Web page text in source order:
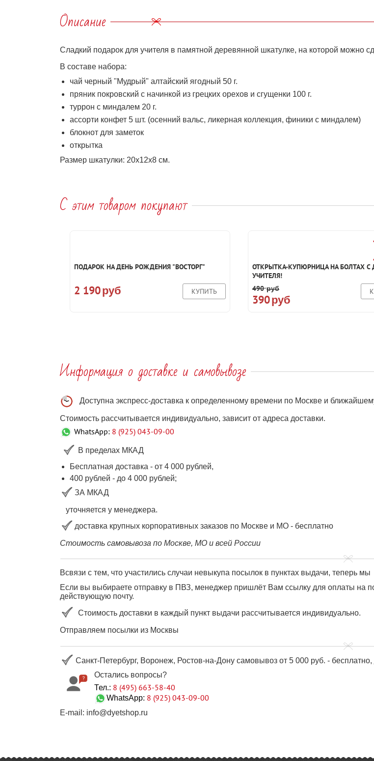
Описание
Сладкий подарок для учителя в памятной деревянной шкатулке, на которой можно
В составе набора:
чай черный "Мудрый" алтайский ягодный 50 г.
пряник покровский с начинкой из грецких орехов и сгущенки 100 г.
туррон с миндалем 20 г.
ассорти конфет 5 шт. (осенний вальс, ликерная коллекция, финики с миндалем)
блокнот для заметок
открытка
Размер шкатулки: 20х12х8 см.
С этим товаром покупают
ПОДАРОК НА ДЕНЬ РОЖДЕНИЯ "ВОСТОРГ"
2 190 руб КУПИТЬ
ОТКРЫТКА-КУПЮРНИЦА НА БОЛТАХ С
УЧИТЕЛЯ!
490 руб
390 руб
Информация о доставке и самовывозе
Доступна экспресс-доставка к определенному времени по Москве и
Стоимость рассчитывается индивидуально, зависит от адреса доставки.
WhatsApp: 8 (925) 043-09-00
В пределах МКАД
Бесплатная доставка - от 4 000 рублей,
400 рублей - до 4 000 рублей;
ЗА МКАД
уточняется у менеджера.
доставка крупных корпоративных заказов по Москве и МО - бесплатно
Стоимость самовывоза по Москве, МО и всей России
Всвязи с тем, что участились случаи невыкупа посылок в пунктах выдачи, теперь
Если вы выбираете отправку в ПВЗ, менеджер пришлёт Вам ссылку для оплаты на
действующую почту.
Стоимость доставки в каждый пункт выдачи рассчитывается индивидуально.
Отправляем посылки из Москвы
Санкт-Петербург, Воронеж, Ростов-на-Дону самовывоз от 5 000 руб. -
Остались вопросы?
Тел.: 8 (495) 663-58-40
WhatsApp: 8 (925) 043-09-00
E-mail: info@dyetshop.ru